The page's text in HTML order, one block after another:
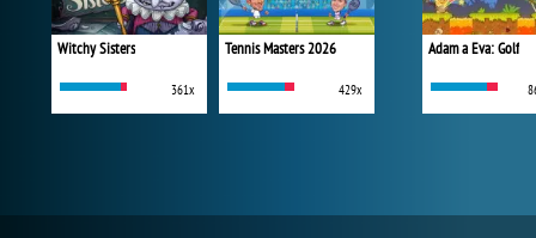
Witchy Sisters
361x
Tennis Masters 2026
429x
Adam a Eva: Golf